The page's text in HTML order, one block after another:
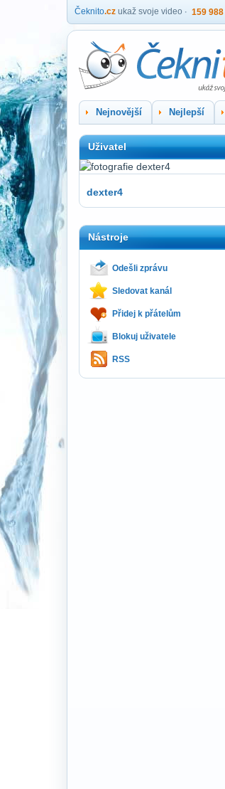
Čeknito.cz ukaž svoje video 159 988
Nejnovější Nejlepší
Uživatel
dexter4
Nástroje
Odešli zprávu
Sledovat kanál
Přidej k přátelům
Blokuj uživatele
RSS